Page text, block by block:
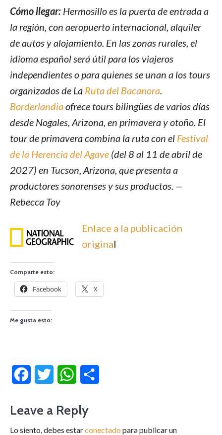
Cómo llegar: Hermosillo es la puerta de entrada a
la región, con aeropuerto internacional, alquiler
de autos y alojamiento. En las zonas rurales, el
idioma español será útil para los viajeros
independientes o para quienes se unan a los tours
organizados de La Ruta del Bacanora.
Borderlandiaofrece tours bilingües de varios días
desde Nogales, Arizona, en primavera y otoño. El
tour de primavera combina la ruta con el Festival
de la Herencia del Agave (del 8 al 11 de abril de
2027) en Tucson, Arizona, que presenta a
productores sonorenses y sus productos. —
Rebecca Toy
Enlace a la publicación
original
Comparte esto:
Facebook X
Me gusta esto:
FacebookTwitter WhatsApp
Leave a Reply
Lo siento, debes estarconectado para publicar un